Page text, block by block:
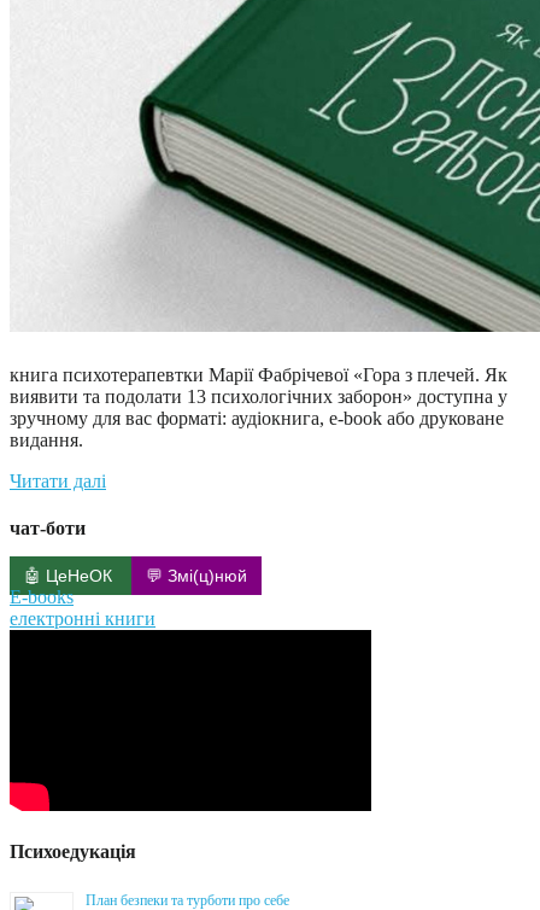
книга психотерапевтки Марії Фабрічевої «Гора з плечей. Як
виявити та подолати 13 психологічних заборон» доступна у
зручному для вас форматі: аудіокнига, e-book або друковане
видання.
Читати далі
чат-боти
🤖 ЦеНеОК 💬 Змі(ц)нюй
E-books
електронні книги
Психоедукація
План безпеки та турботи про себе